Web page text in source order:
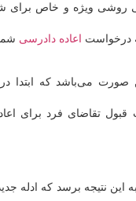
روشی ویژه و خاص برای
درخواست اعاده‌ دادرسی
صورت می‌باشد که ابتدا
تقاضای فرد برای
نتیجه برسد که ادله‌